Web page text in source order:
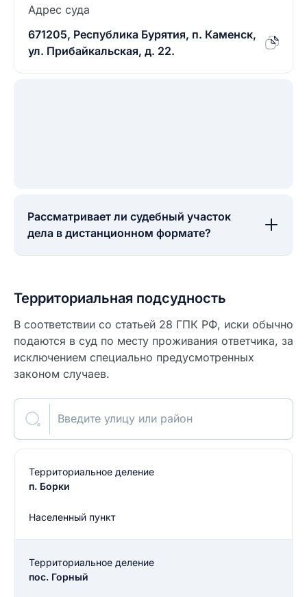
Адрес суда
671205, Республика Бурятия, п. Каменск,
ул. Прибайкальская, д. 22.
Рассматривает ли судебный участок
дела в дистанционном формате?
Территориальная подсудность
В соответствии со статьей 28 ГПК РФ, иски обычно
подаются в суд по месту проживания ответчика, за
исключением специально предусмотренных
законом случаев.
Введите улицу или район
Территориальное деление
п. Борки
Населенный пункт
Территориальное деление
пос. Горный